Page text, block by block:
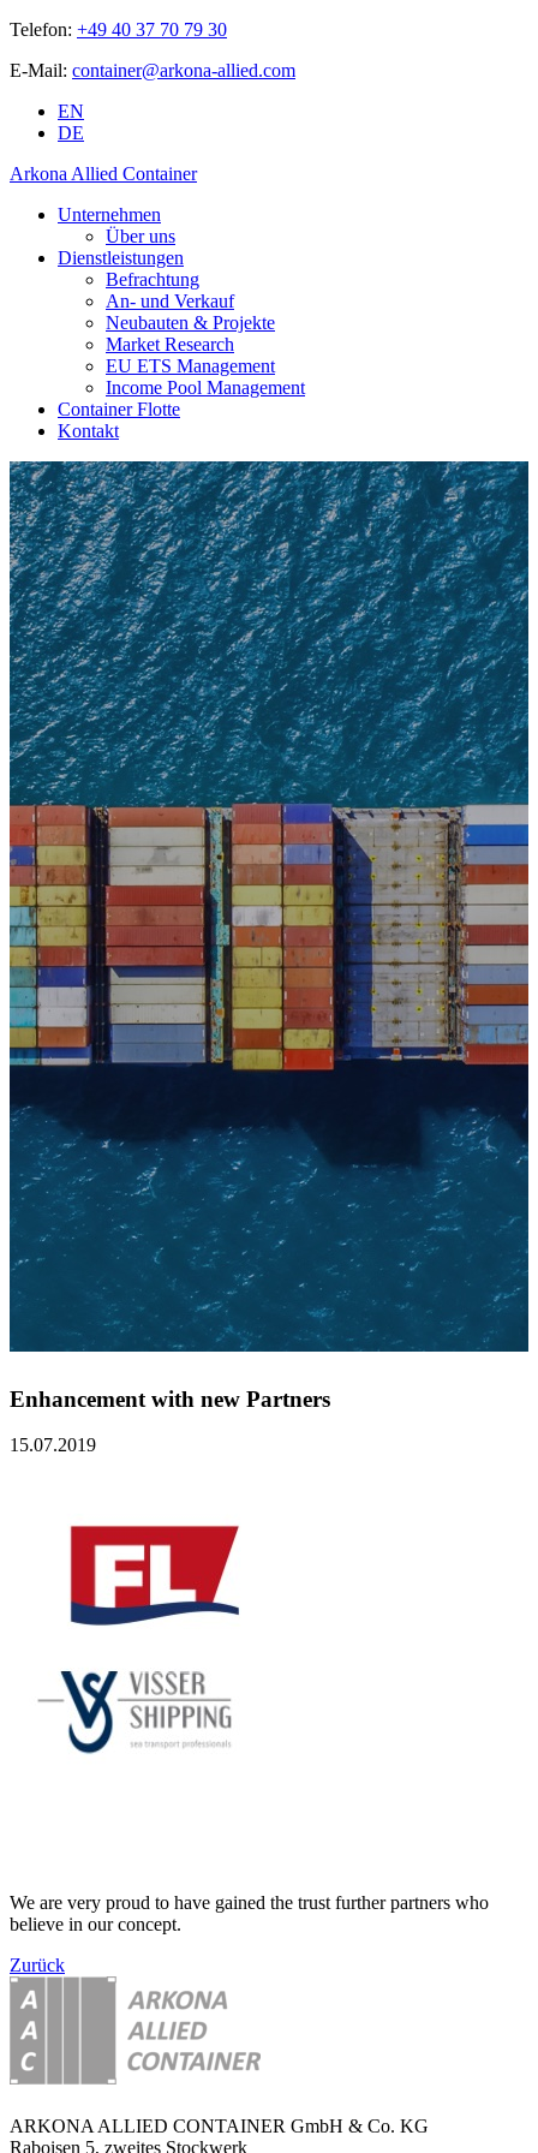
Telefon: +49 40 37 70 79 30
E-Mail: container@arkona-allied.com
EN
DE
Arkona Allied Container
Unternehmen
Über uns
Dienstleistungen
Befrachtung
An- und Verkauf
Neubauten & Projekte
Market Research
EU ETS Management
Income Pool Management
Container Flotte
Kontakt
Enhancement with new Partners
15.07.2019
We are very proud to have gained the trust further partners who
believe in our concept.
Zurück
ARKONA ALLIED CONTAINER GmbH & Co. KG
Raboisen 5, zweites Stockwerk